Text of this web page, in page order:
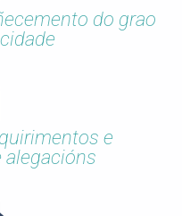
do grao
e
alegacións